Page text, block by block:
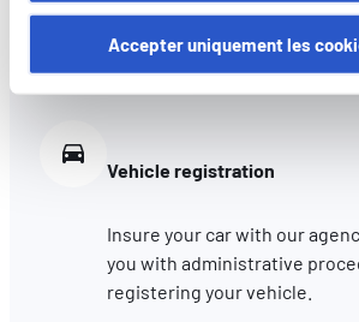
Certains de ces cookies sont
fonctionnement du site. Notez que si
cookies utilisés ici, il se peut que
parties de ce site Web ne soient plus
Améliorer votre expérience
vos fonctionnalités et en se souvenant
comprenant comment vous arrivez
Proposer des offres et services
les performances. Partager des
Accepter uniquement les
Comprehensive and flexible
to your life cycle.
Vehicle registration
Insure your car with our
you with administrative
registering your vehicle.